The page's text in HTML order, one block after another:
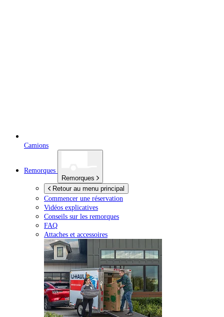
Camions
Remorques
Remorques
Retour au menu principal
Commencer une réservation
Vidéos explicatives
Conseils sur les remorques
FAQ
Attaches et accessoires